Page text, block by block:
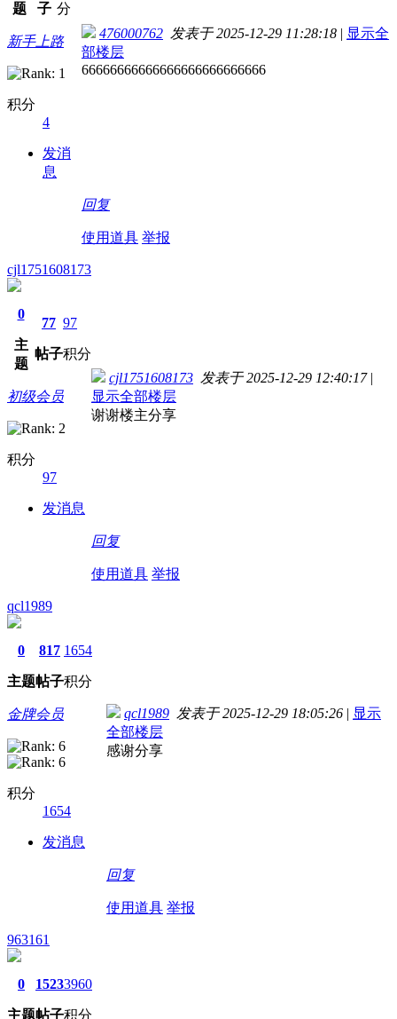
题
子 分
新手上路
积分
4
发消
息
476000762 发表于 2025-12-29 11:28:18 | 显示全
部楼层
66666666666666666666666666
回复
使用道具 举报
cjl1751608173
0
主
题
77
帖子
97
积分
初级会员
积分
97
发消息
cjl1751608173 发表于 2025-12-29 12:40:17 |
显示全部楼层
谢谢楼主分享
回复
使用道具 举报
qcl1989
0
主题
817
帖子
1654
积分
金牌会员
积分
1654
发消息
qcl1989 发表于 2025-12-29 18:05:26 | 显示
全部楼层
感谢分享
回复
使用道具 举报
963161
0
主题
1523
帖子
3960
积分